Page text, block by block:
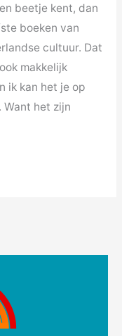
beetje kent, dan
boeken van
cultuur. Dat
makkelijk
ik kan het je op
het zijn